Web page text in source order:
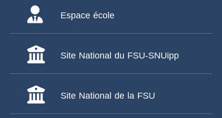
Espace école
Site National du FSU-SNUipp
Site National de la FSU